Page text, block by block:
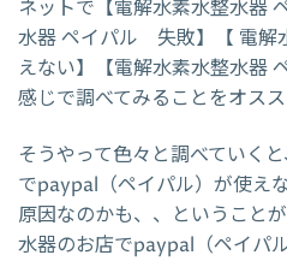
ネットで【電解水素水整水器
水器 ペイパル 失敗】【 電
えない】【電解水素水整水器
感じで調べてみることをオスス
そうやって色々と調べていく
でpaypal（ペイパル）が使え
原因なのかも、、ということ
水器のお店でpaypal（ペイパ